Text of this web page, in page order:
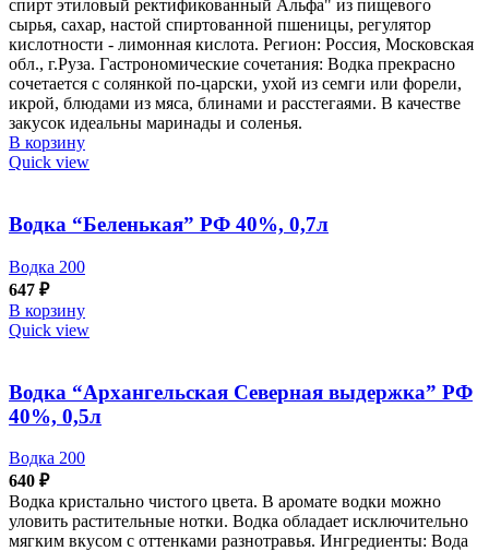
спирт этиловый ректификованный Альфа" из пищевого
сырья, сахар, настой спиртованной пшеницы, регулятор
кислотности - лимонная кислота. Регион: Россия, Московская
обл., г.Руза. Гастрономические сочетания: Водка прекрасно
сочетается с солянкой по-царски, ухой из семги или форели,
икрой, блюдами из мяса, блинами и расстегаями. В качестве
закусок идеальны маринады и соленья.
В корзину
Quick view
Водка “Беленькая” РФ 40%, 0,7л
Водка 200
647 ₽
В корзину
Quick view
Водка “Архангельская Северная выдержка” РФ
40%, 0,5л
Водка 200
640 ₽
Водка кристально чистого цвета. В аромате водки можно
уловить растительные нотки. Водка обладает исключительно
мягким вкусом с оттенками разнотравья. Ингредиенты: Вода